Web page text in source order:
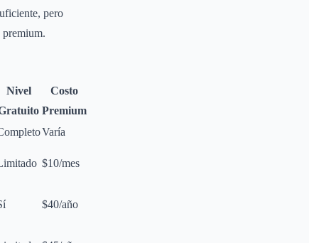
pero
premium.
Nivel
Costo
Premium
Varía
$10/mes
$40/año